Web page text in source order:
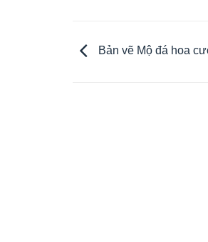
Bản vẽ Mộ đá hoa